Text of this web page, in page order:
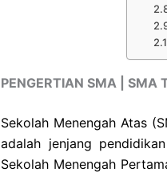
PENGERTIAN SMA | SMA
Sekolah Menengah Atas
adalah jenjang
Sekolah Menengah